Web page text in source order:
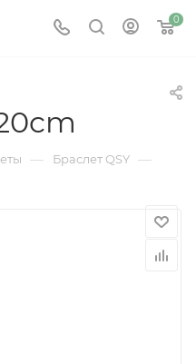
0
— Браслет QSY —